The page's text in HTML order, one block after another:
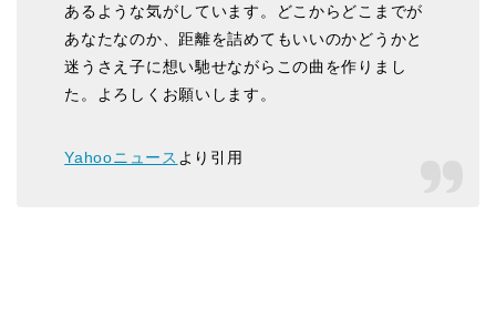
あるような気がしています。どこからどこまでが
あなたなのか、距離を詰めてもいいのかどうかと
迷うさえ子に想い馳せながらこの曲を作りまし
た。よろしくお願いします。
Yahooニュース より引用